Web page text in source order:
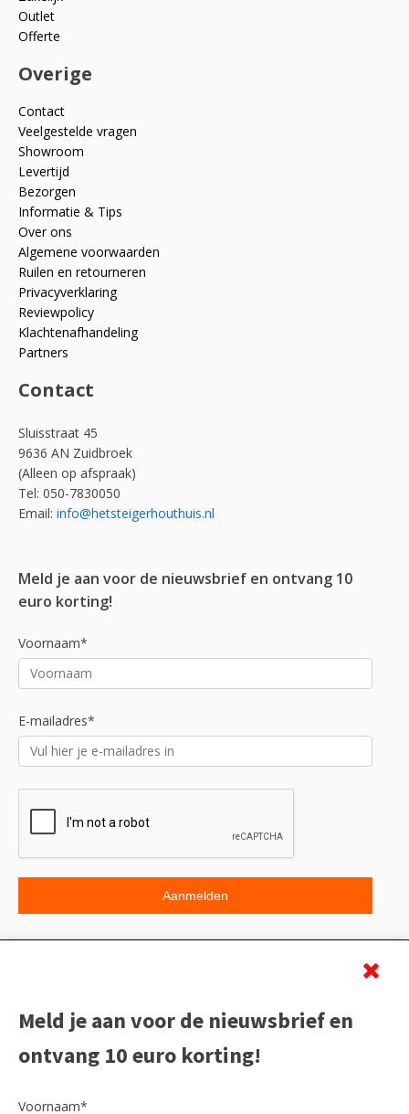
Outlet
Offerte
Overige
Contact
Veelgestelde vragen
Showroom
Levertijd
Bezorgen
Informatie & Tips
Over ons
Algemene voorwaarden
Ruilen en retourneren
Privacyverklaring
Reviewpolicy
Klachtenafhandeling
Partners
Contact
Sluisstraat 45
9636 AN Zuidbroek
(Alleen op afspraak)
Tel: 050-7830050
Email: info@hetsteigerhouthuis.nl
Meld je aan voor de nieuwsbrief en ontvang 10
euro korting!
Voornaam*
E-mailadres*
Meld je aan voor de nieuwsbrief en
ontvang 10 euro korting!
Voornaam*